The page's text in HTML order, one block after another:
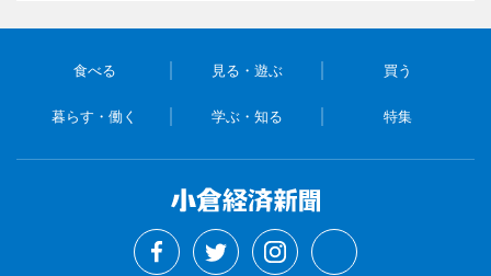
食べる 見る・遊ぶ 買う
暮らす・働く 学ぶ・知る 特集